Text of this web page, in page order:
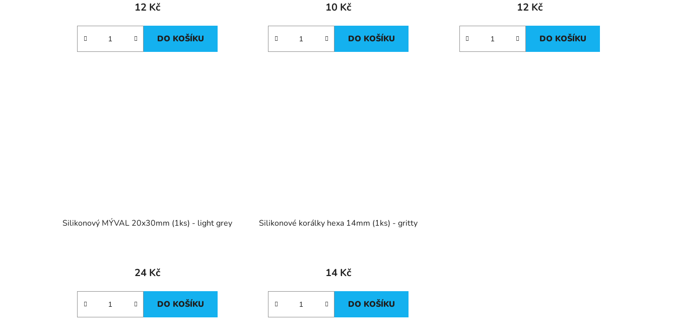
12 Kč
DO KOŠÍKU
10 Kč
DO KOŠÍKU
12 Kč
DO KOŠÍKU
Silikonový MÝVAL 20x30mm (1ks) - light grey
24 Kč
DO KOŠÍKU
Silikonové korálky hexa 14mm (1ks) - gritty
14 Kč
DO KOŠÍKU